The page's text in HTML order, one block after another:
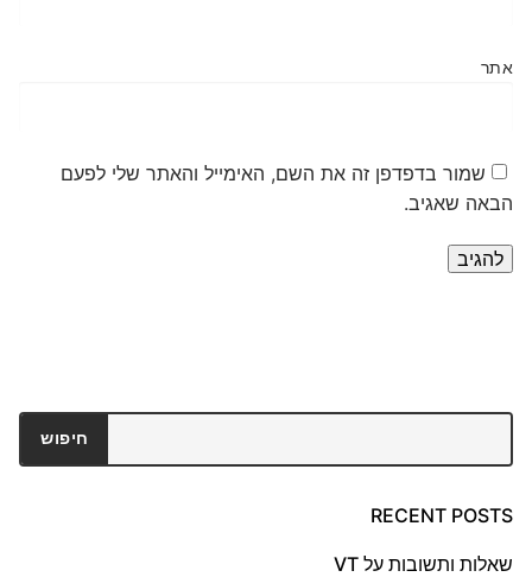
אתר
שמור בדפדפן זה את השם, האימייל והאתר שלי לפעם
הבאה שאגיב.
חיפוש
RECENT POSTS
שאלות ותשובות על VT